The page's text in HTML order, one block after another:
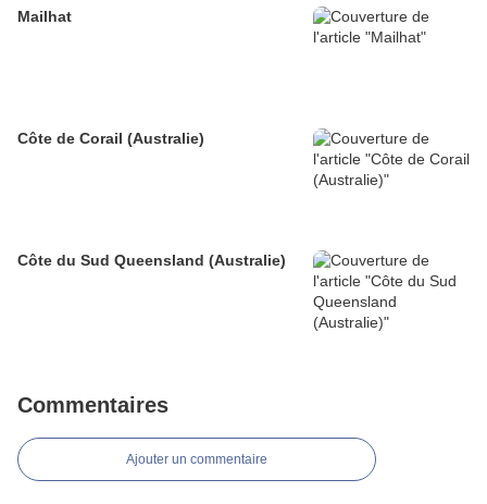
Mailhat
Côte de Corail (Australie)
Côte du Sud Queensland (Australie)
Commentaires
Ajouter un commentaire